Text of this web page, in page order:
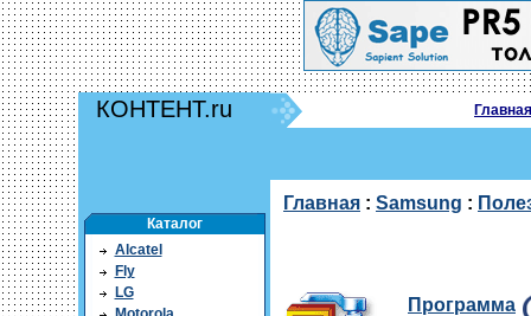
КОНТЕНТ.ru Главная
Каталог
Alcatel
Fly
LG
Главная : Samsung :
Программа